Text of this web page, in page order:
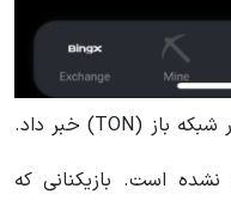
همستر کامبت اخیراً از یک ایردراپ در شبکه باز (TON) خبر داد.
است. بازیکنانی که